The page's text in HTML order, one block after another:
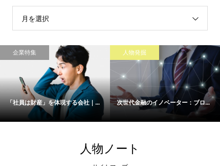
月を選択
企業特集
「社員は財産」を体現する会社｜...
人物発掘
次世代金融のイノベーター：ブロ...
人物ノート